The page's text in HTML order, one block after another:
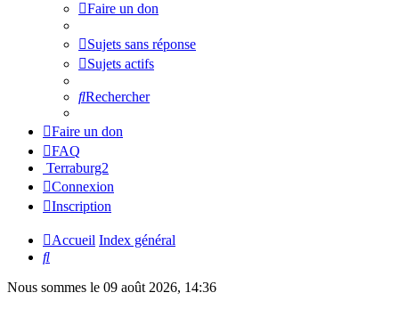
Faire un don
Sujets sans réponse
Sujets actifs
Rechercher
Faire un don
FAQ
Terraburg2
Connexion
Inscription
Accueil Index général
Rechercher
Nous sommes le 09 août 2026, 14:36